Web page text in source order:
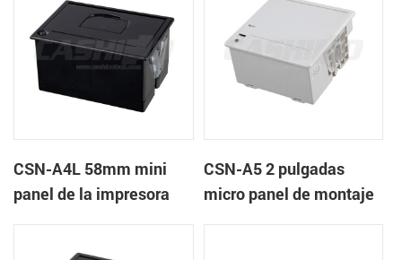
CSN-A4L 58mm mini
panel de la impresora
CSN-A5 2 pulgadas
micro panel de montaje